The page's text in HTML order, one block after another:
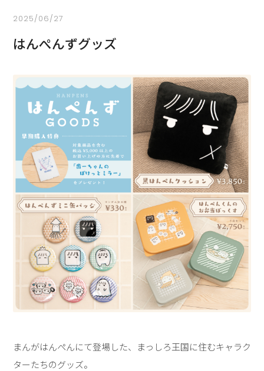
2025/06/27
はんぺんずグッズ
まんがはんぺんにて登場した、まっしろ王国に住むキャラク
ターたちのグッズ。